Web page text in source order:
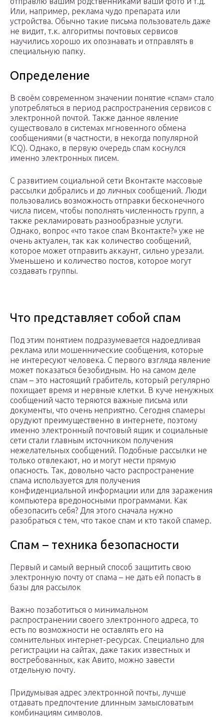
Или, например, реклама чудо препарата или
устройства. Обычно такие письма пользователь даже
не видит, т.к. алгоритмы почтовых сервисов
научились хорошо их опознавать и отправлять в
специальную папку.
Определение
В своём современном значении понятие «спам» стало
употребляться в период распространения сервисов с
электронной почтой. Также данное явление
существовало в системах мгновенного обмена
сообщениями (в частности, в некогда популярной
ICQ). Однако, в первую очередь спам коснулся
именно электронных писем.
С развитием социальной сети Вконтакте массовые
рассылки добрались и до личных сообщений. Люди
пользовались возможность отправки бесконечного
числа писем, чтобы пополнять численность групп, а
также рекламировать разнообразные услуги.
Однако, вопрос «что такое спам Вконтакте?» уже не
очень актуален, так как количество сообщений,
которое может отправить аккаунт, сильно урезали.
Уменьшено и количество постов, которое могут
создавать группы.
Что представляет собой спам
Под этим понятием подразумевается надоедливая
реклама или мошеннические сообщения, которые
не интересуют человека. С первого взгляда явление
может показаться безобидным. Но на самом деле
спам – это настоящий грабитель, который регулярно
похищает время и нервные клетки. В куче ненужных
сообщений часто теряются важные письма или
документы, что очень неприятно. Сегодня спамеры
орудуют преимущественно в интернете, поэтому
именно электронный почтовый ящик и социальные
сети стали главным источником получения
нежелательных сообщений. Подобные рассылки не
только отвлекают, но и могут нести прямую
опасность. Так, довольно часто распространение
спама используется для получения
конфиденциальной информации или для заражения
компьютера вредоносными программами. Как
обезопасить себя? Для этого сначала нужно
разобраться с тем, что такое спам и кто такой спамер.
Спам – техника безопасности
Первый и самый верный способ защитить свою
электронную почту от спама – не дать ей попасть в
базы для рассылок
Важно позаботиться о минимальном
распространении своего электронного адреса, то
есть по возможности не оставлять его на
сомнительных интернет-ресурсах. Специально для
регистрации на сайтах, даже таких известных и
востребованных, как Авито, можно завести
отдельную почту.
Придумывая адрес электронной почты, лучше
отдавать предпочтение длинным замысловатым
комбинациям символов.